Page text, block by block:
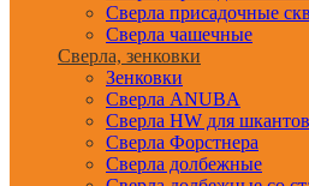
Сверла присадочные
Сверла чашечные
Сверла, зенковки
Зенковки
Сверла ANUBA
Сверла HW для шкантов
Сверла Форстнера
Сверла долбежные